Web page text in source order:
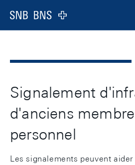
Logo
Signalement
d'anciens
personnel
Les signalements peuvent